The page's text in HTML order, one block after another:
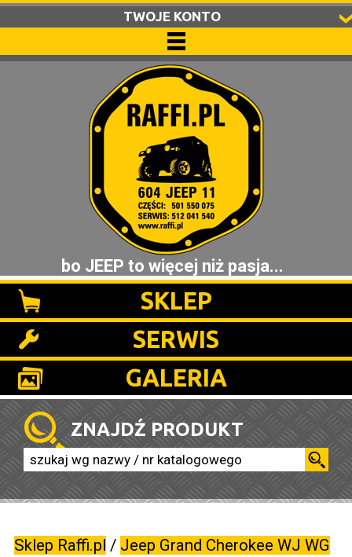
TWOJE KONTO
bo JEEP to więcej niż pasja...
SKLEP
SERWIS
GALERIA
ZNAJDŹ PRODUKT
Sklep Raffi.pl / Jeep Grand Cherokee WJ WG